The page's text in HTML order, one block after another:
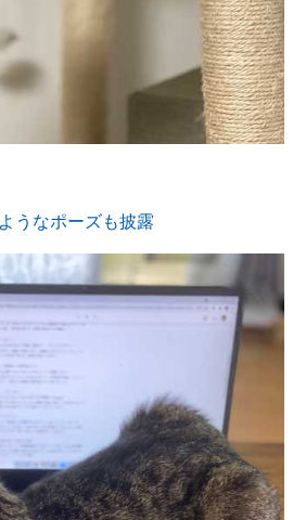
うなポーズも披露